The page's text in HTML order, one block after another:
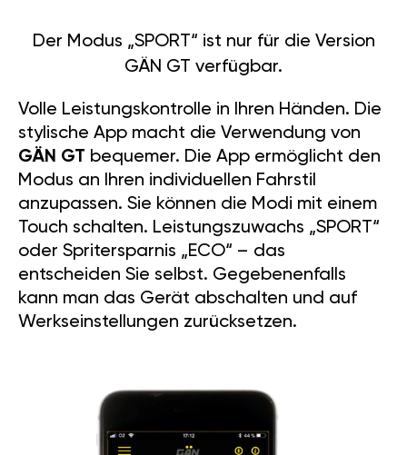
Der Modus „SPORT“ ist nur für die Version
GÄN GT verfügbar.
Volle Leistungskontrolle in Ihren Händen. Die
stylische App macht die Verwendung von
GÄN GT bequemer. Die App ermöglicht den
Modus an Ihren individuellen Fahrstil
anzupassen. Sie können die Modi mit einem
Touch schalten. Leistungszuwachs „SPORT“
oder Spritersparnis „ECO“ – das
entscheiden Sie selbst. Gegebenenfalls
kann man das Gerät abschalten und auf
Werkseinstellungen zurücksetzen.